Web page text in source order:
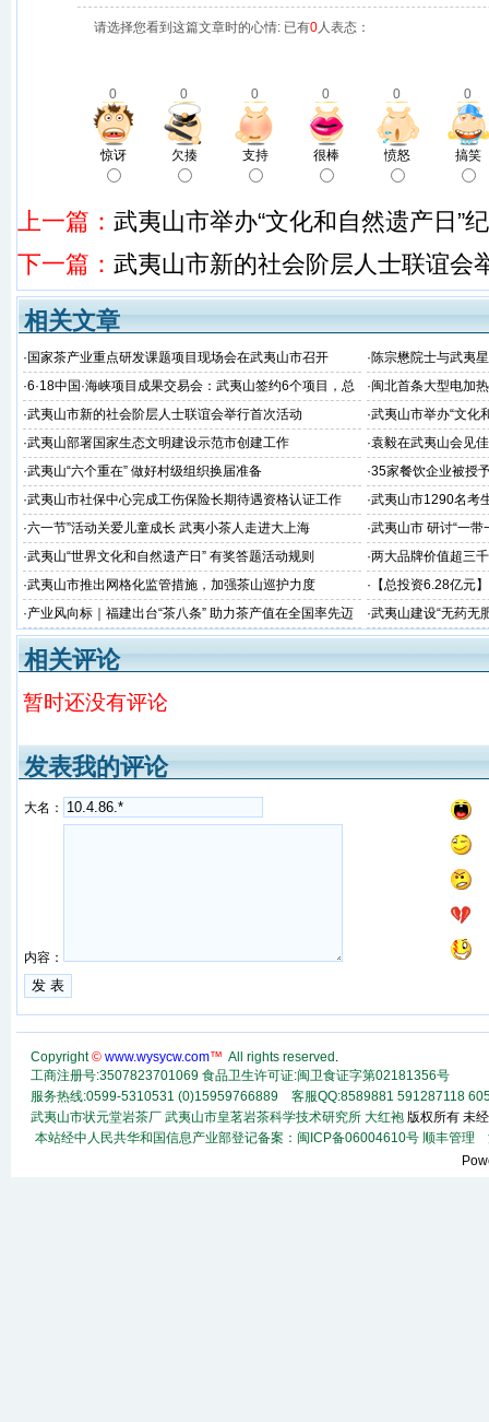
请选择您看到这篇文章时的心情: 已有0人表态：
0 0 0 0 0 0
惊讶 欠揍 支持 很棒 愤怒 搞笑
上一篇： 武夷山市举办“文化和自然遗产日”
下一篇： 武夷山市新的社会阶层人士联谊会
相关文章
· 国家茶产业重点研发课题项目现场会在武夷山市召开 ·陈宗懋院士与武夷
·6·18中国·海峡项目成果交易会：武夷山签约6个项目，总
金额51.38亿
·闽北首条大型电加
建成并顺利通过福
·武夷山市新的社会阶层人士联谊会举行首次活动 ·武夷山市举办“文化
·武夷山部署国家生态文明建设示范市创建工作 ·袁毅在武夷山会见
·武夷山“六个重在” 做好村级组织换届准备 ·35家餐饮企业被授
位
·武夷山市社保中心完成工伤保险长期待遇资格认证工作 ·武夷山市1290名考
·六一节”活动关爱儿童成长 武夷小茶人走进大上海 ·武夷山市 研讨“一
看这里~
·武夷山“世界文化和自然遗产日” 有奖答题活动规则 ·两大品牌价值超三
品牌价值评价”榜
·武夷山市推出网格化监管措施，加强茶山巡护力度 · 【总投资6.28亿元
目涉及茶旅、交通、
·产业风向标｜福建出台“茶八条” 助力茶产值在全国率先迈
向千亿目标！
·武夷山建设“无药无
多项机制
相关评论
暂时还没有评论
发表我的评论
大名：
内容：
Copyright© www.wysycw.com™ All rights reserved .
工商注册号:3507823701069 食品卫生许可证:闽卫食证字第02181356号
服务热线:0599-5310531 (0)15959766889 客服QQ:8589881 591287118
武夷山市状元堂岩茶厂 武夷山市皇茗岩茶科学技术研究所 大红袍 版权所有 未
本站经中人民共华和国信息产业部登记备案：闽ICP备06004610号 顺丰管理